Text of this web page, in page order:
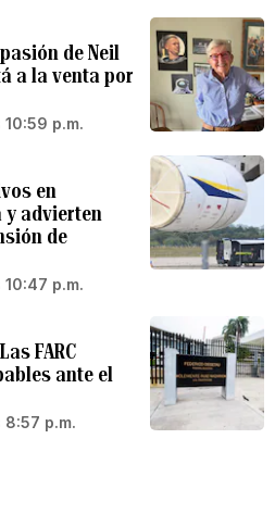
de Neil
a la venta por
p.m.
en
y advierten
de
p.m.
FARC
ante el
p.m.